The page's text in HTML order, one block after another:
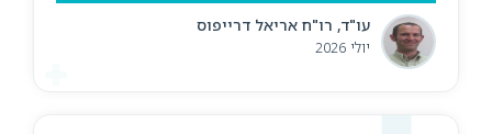
עו"ד, רו"ח אריאל דרייפוס
יולי 2026